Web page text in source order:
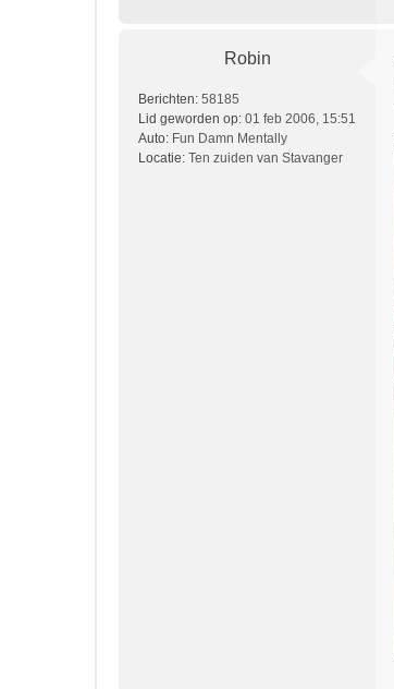
Robin
Berichten: 58185
Lid geworden op: 01 feb 2006, 15:51
Auto: Fun Damn Mentally
Locatie: Ten zuiden van Stavanger